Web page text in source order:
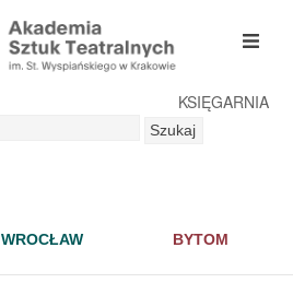
KSIĘGARNIA
Szukaj
WROCŁAW BYTOM